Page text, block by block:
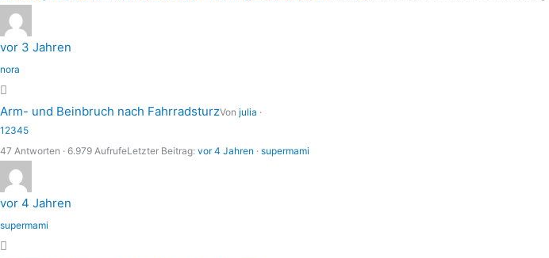
vor 3 Jahren
nora
Arm- und Beinbruch nach FahrradsturzVon julia ·
1 2345
47 Antworten · 6.979 AufrufeLetzter Beitrag: vor 4 Jahren · supermami
vor 4 Jahren
supermami